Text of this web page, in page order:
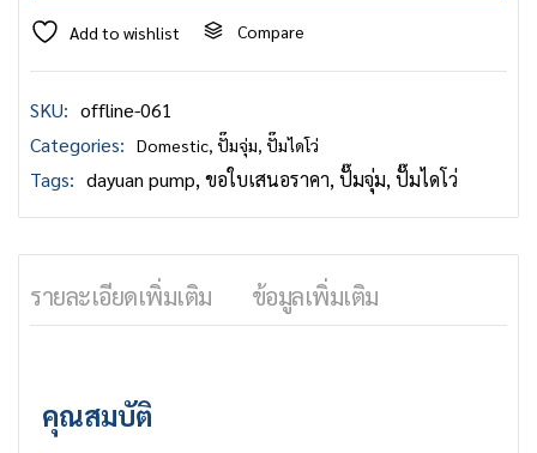
Add to wishlist Compare
SKU: offline-061
Categories:
Domestic ปั๊มจุ่ม ปั๊มไดโว่
Tags: dayuan pump, ขอใบเสนอราคา, ปั๊มจุ่ม, ปั๊มไดโว่
รายละเอียดเพิ่มเติม ข้อมูลเพิ่มเติม
คุณสมบัติ